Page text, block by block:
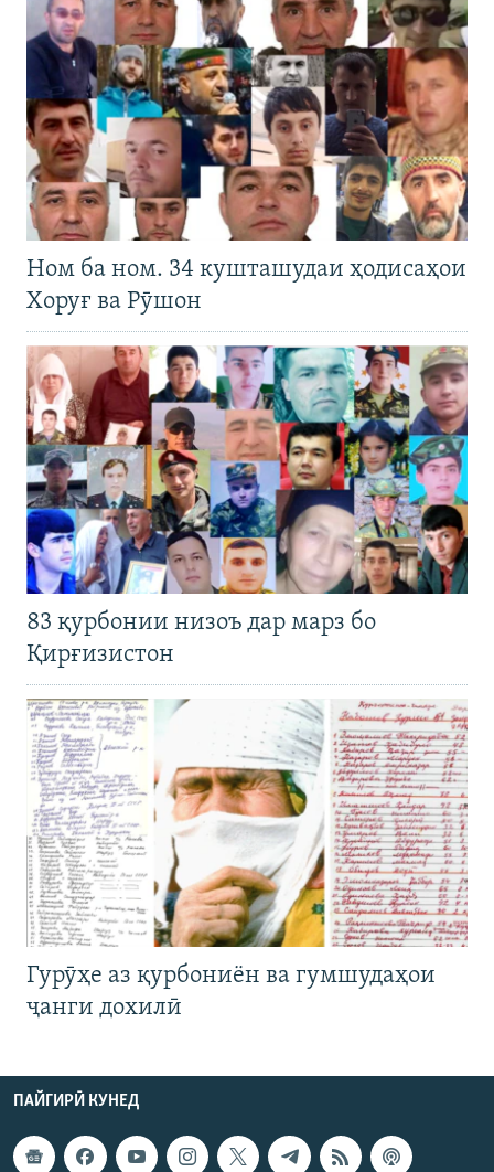
Ном ба ном. 34 кушташудаи ҳодисаҳои
Хоруғ ва Рӯшон
83 қурбонии низоъ дар марз бо
Қирғизистон
Гурӯҳе аз қурбониён ва гумшудаҳои
ҷанги дохилӣ
ПАЙГИРӢ КУНЕД